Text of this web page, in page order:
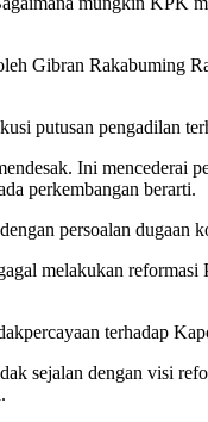
Gibran Rakabuming
putusan pengadilan
Ini
perkembangan berarti.
persoalan dugaan
melakukan
terhadap
sejalan dengan visi